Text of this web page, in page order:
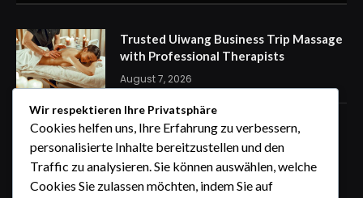
Trusted Uiwang Business Trip Massage
with Professional Therapists
August 7, 2026
express Kennzeichen für eine
stressfreie Auto Anmeldung von
zuhause
August 7, 2026
Wir respektieren Ihre Privatsphäre
Cookies helfen uns, Ihre Erfahrung zu verbessern,
personalisierte Inhalte bereitzustellen und den
Traffic zu analysieren. Sie können auswählen, welche
Cookies Sie zulassen möchten, indem Sie auf